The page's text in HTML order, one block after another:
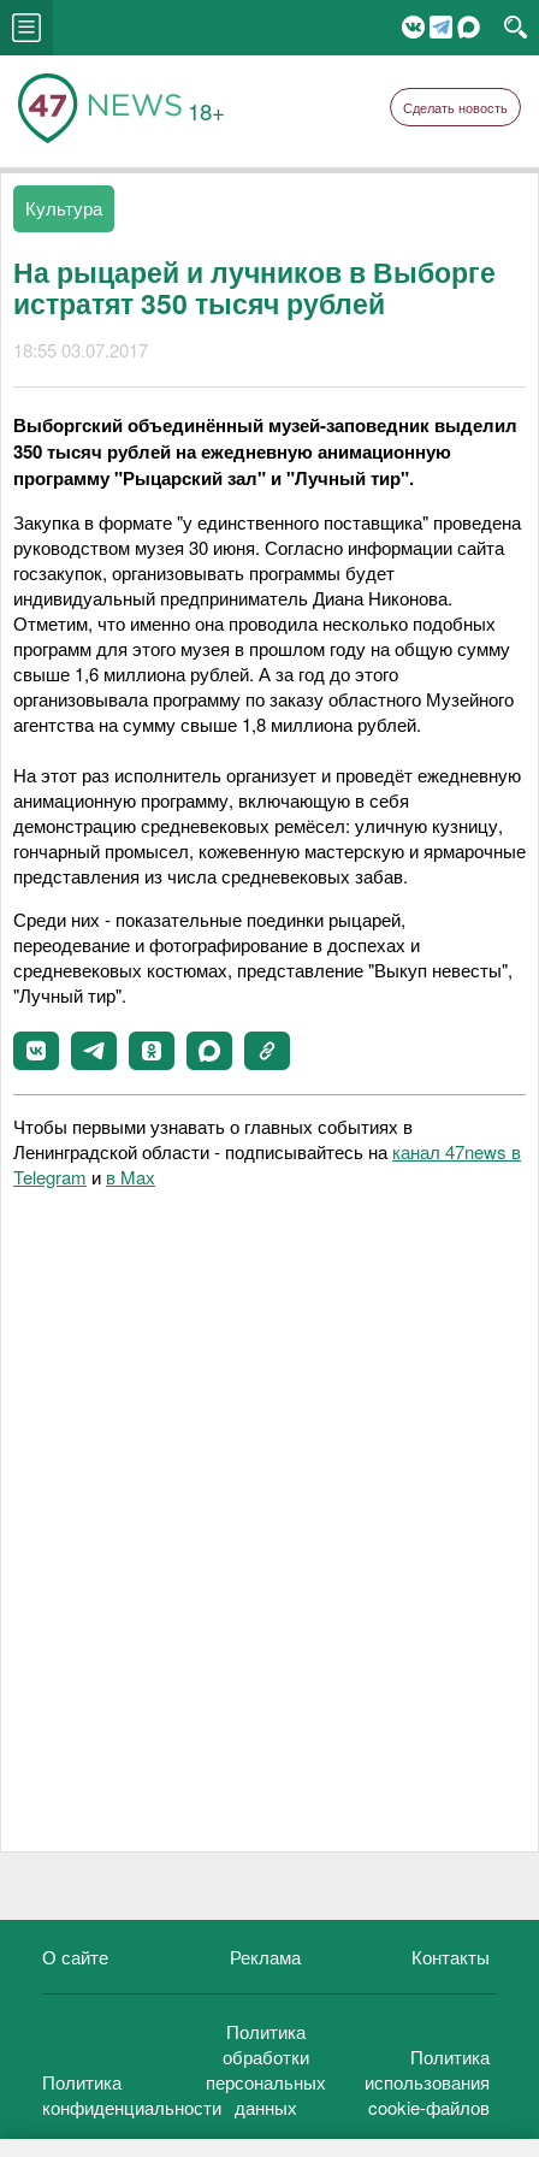
18+ Сделать новость
Культура
На рыцарей и лучников в Выборге
истратят 350 тысяч рублей
18:55 03.07.2017
Выборгский объединённый музей-заповедник выделил
350 тысяч рублей на ежедневную анимационную
программу "Рыцарский зал" и "Лучный тир".
Закупка в формате "у единственного поставщика" проведена
руководством музея 30 июня. Согласно информации сайта
госзакупок, организовывать программы будет
индивидуальный предприниматель Диана Никонова.
Отметим, что именно она проводила несколько подобных
программ для этого музея в прошлом году на общую сумму
свыше 1,6 миллиона рублей. А за год до этого
организовывала программу по заказу областного Музейного
агентства на сумму свыше 1,8 миллиона рублей.
На этот раз исполнитель организует и проведёт ежедневную
анимационную программу, включающую в себя
демонстрацию средневековых ремёсел: уличную кузницу,
гончарный промысел, кожевенную мастерскую и ярмарочные
представления из числа средневековых забав.
Среди них - показательные поединки рыцарей,
переодевание и фотографирование в доспехах и
средневековых костюмах, представление "Выкуп невесты",
"Лучный тир".
Чтобы первыми узнавать о главных событиях в
Ленинградской области - подписывайтесь на канал 47news в
Telegram и в Maх
О сайте Реклама Контакты
Политика
конфиденциальности
Политика
обработки
персональных
данных
Политика
использования
cookie-файлов